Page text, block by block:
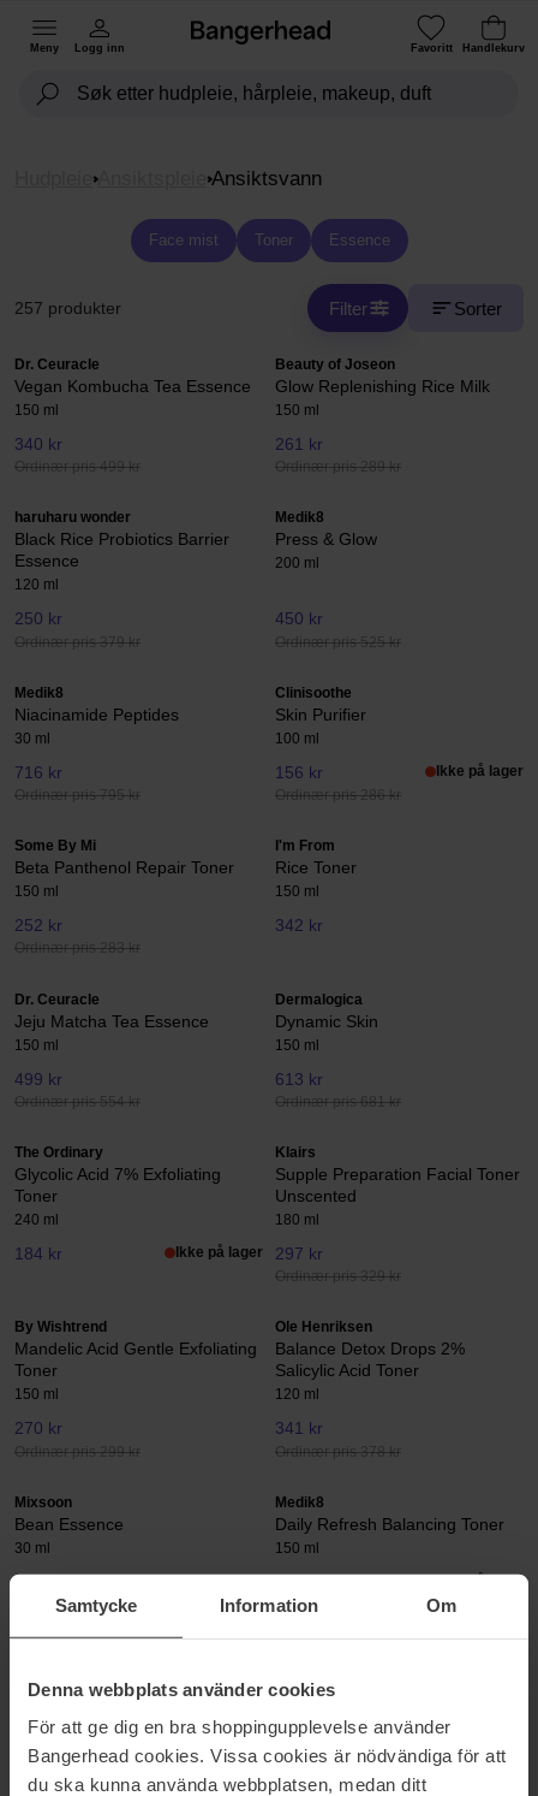
Samtycke Information Om
Denna webbplats använder cookies
För att ge dig en bra shoppingupplevelse använder
Bangerhead cookies. Vissa cookies är nödvändiga för att
du ska kunna använda webbplatsen, medan ditt
Meny Logg inn Favoritt Handlekurv
Ansiktspleie Ansiktsvann
Face mist Toner Essence
257 produkter Filter Sorter
Dr. Ceuracle
Vegan Kombucha Tea Essence
150 ml
340 kr
Ordinær pris 499 kr
Beauty of Joseon
Glow Replenishing Rice Milk
150 ml
261 kr
Ordinær pris 289 kr
haruharu wonder
Black Rice Probiotics Barrier
Essence
120 ml
250 kr
Ordinær pris 379 kr
Medik8
Press & Glow
200 ml
450 kr
Ordinær pris 525 kr
Medik8
Niacinamide Peptides
30 ml
716 kr
Ordinær pris 795 kr
Clinisoothe
Skin Purifier
100 ml
156 kr
Ordinær pris 286 kr
Ikke på lager
Some By Mi
Beta Panthenol Repair Toner
150 ml
252 kr
Ordinær pris 283 kr
I'm From
Rice Toner
150 ml
342 kr
Dr. Ceuracle
Jeju Matcha Tea Essence
150 ml
499 kr
Ordinær pris 554 kr
Dermalogica
Dynamic Skin
150 ml
613 kr
Ordinær pris 681 kr
The Ordinary
Glycolic Acid 7% Exfoliating
Toner
240 ml
184 kr Ikke på lager
Klairs
Supple Preparation Facial Toner
Unscented
180 ml
297 kr
Ordinær pris 329 kr
By Wishtrend
Mandelic Acid Gentle Exfoliating
Toner
150 ml
270 kr
Ordinær pris 299 kr
Ole Henriksen
Balance Detox Drops 2%
Salicylic Acid Toner
120 ml
341 kr
Ordinær pris 378 kr
Mixsoon
Bean Essence
30 ml
275 kr
Ordinær pris 305 kr
Medik8
Daily Refresh Balancing Toner
150 ml
Ordinær pris 315 kr
Ikke på lager
Essence
100 ml
165 kr
Ordinær pris 329 kr
100 ml
221 kr